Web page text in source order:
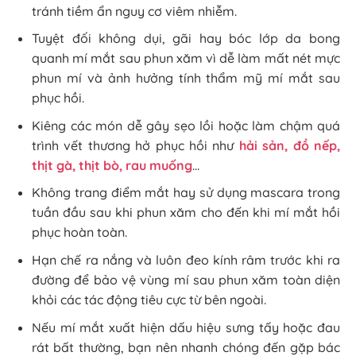
tránh tiềm ẩn nguy cơ viêm nhiễm.
Tuyệt đối không dụi, gãi hay bóc lớp da bong
quanh mí mắt sau phun xăm vì dễ làm mất nét mực
phun mí và ảnh hưởng tính thẩm mỹ mí mắt sau
phục hồi.
Kiêng các món dễ gây sẹo lồi hoặc làm chậm quá
trình vết thương hở phục hồi như hải sản, đồ nếp,
thịt gà, thịt bò, rau muống…
Không trang điểm mắt hay sử dụng mascara trong
tuần đầu sau khi phun xăm cho đến khi mí mắt hồi
phục hoàn toàn.
Hạn chế ra nắng và luôn đeo kính râm trước khi ra
đường để bảo vệ vùng mí sau phun xăm toàn diện
khỏi các tác động tiêu cực từ bên ngoài.
Nếu mí mắt xuất hiện dấu hiệu sưng tấy hoặc đau
rát bất thường, bạn nên nhanh chóng đến gặp bác